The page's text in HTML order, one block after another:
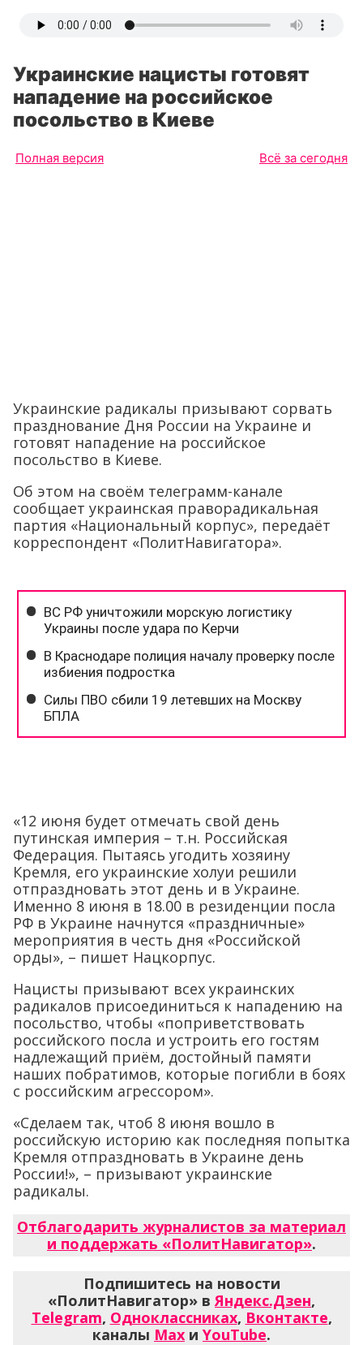
Украинские нацисты готовят
нападение на российское
посольство в Киеве
Полная версия Всё за сегодня
Украинские радикалы призывают сорвать
празднование Дня России на Украине и
готовят нападение на российское
посольство в Киеве.
Об этом на своём телеграмм-канале
сообщает украинская праворадикальная
партия «Национальный корпус», передаёт
корреспондент «ПолитНавигатора».
«12 июня будет отмечать свой день
путинская империя – т.н. Российская
Федерация. Пытаясь угодить хозяину
Кремля, его украинские холуи решили
отпраздновать этот день и в Украине.
Именно 8 июня в 18.00 в резиденции посла
РФ в Украине начнутся «праздничные»
мероприятия в честь дня «Российской
орды», – пишет Нацкорпус.
Нацисты призывают всех украинских
радикалов присоединиться к нападению на
посольство, чтобы «поприветствовать
российского посла и устроить его гостям
надлежащий приём, достойный памяти
наших побратимов, которые погибли в боях
с российским агрессором».
«Сделаем так, чтоб 8 июня вошло в
российскую историю как последняя попытка
Кремля отпраздновать в Украине день
России!», – призывают украинские
радикалы.
Отблагодарить журналистов за материал
и поддержать «ПолитНавигатор».
Подпишитесь на новости
«ПолитНавигатор» в Яндекс.Дзен,
Telegram, Одноклассниках, Вконтакте,
каналы Max и YouTube.